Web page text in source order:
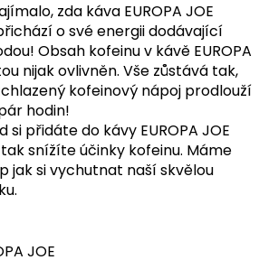
zda káva EUROPA JOE
o své energii dodávající
Obsah kofeinu v kávě EUROPA
nijak ovlivněn. Vše zůstává tak,
kofeinový nápoj prodlouží
hodin!
si přidáte do kávy EUROPA JOE
snížíte účinky kofeinu. Máme
jak si vychutnat naší skvělou
JOE